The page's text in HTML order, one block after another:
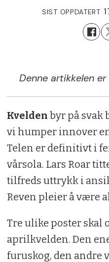
SIST OPPDATERT
Denne artikkelen
Kvelden byr på svak
vi humper innover
Telen er definitivt i
vårsola. Lars Roar
tilfreds uttrykk i
Reven pleier å være
Tre ulike poster skal
aprilkvelden. Den
furuskog, den andre